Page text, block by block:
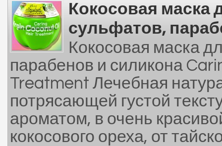
Кокосовая маска
сульфатов,
Кокосовая маска
парабенов и силикона
Treatment Лечебная
потрясающей густой
ароматом, в очень
кокосового ореха, от